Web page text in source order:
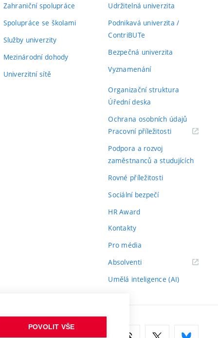
Zahraniční spolupráce
Spolupráce se školami
Služby univerzity
Mezinárodní dohody
Univerzitní sítě
Udržitelná univerzita
Podnikavá univerzita /
ContriBUTe
Bezpečná univerzita
Vyznamenání
Organizační struktura
Úřední deska
Ochrana osobních údajů
Pracovní příležitosti(externí
Podpora a rozvoj
zaměstnanců a studujících
Rovné příležitosti
Sociální bezpečí
HR Award
Kontakty
Pro média
Absolventi(externí
Umělá inteligence (AI)
POVOLIT VŠE